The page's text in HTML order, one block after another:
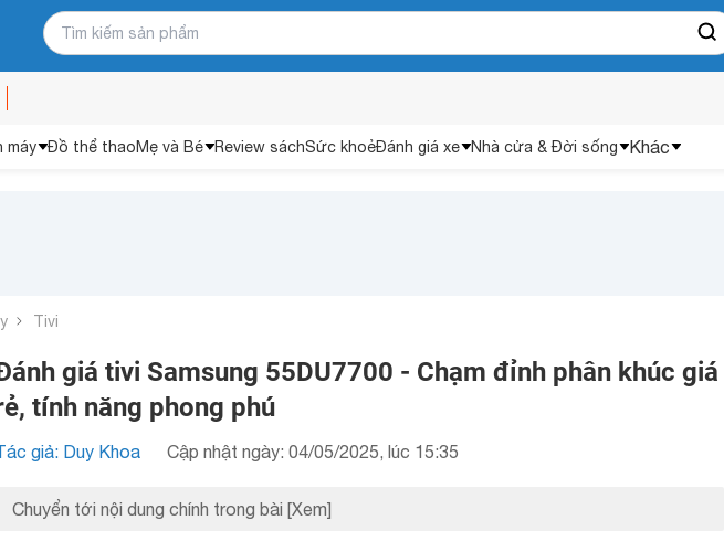
máy Đồ thể thaoMẹ và Bé Review sáchSức khoẻĐánh giá xe Nhà cửa & Đời sống Khác
Tivi
giá tivi Samsung 55DU7700 - Chạm đỉnh phân khúc giá
tính năng phong phú
giả: Duy Khoa Cập nhật ngày: 04/05/2025, lúc 15:35
Chuyển tới nội dung chính trong bài [Xem]